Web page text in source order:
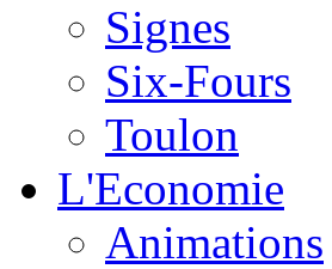
Signes
Six-Fours
Toulon
L'Economie
Animations